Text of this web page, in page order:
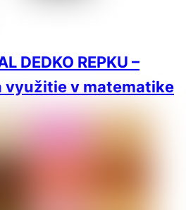
DEDKO REPKU –
využitie v matematike